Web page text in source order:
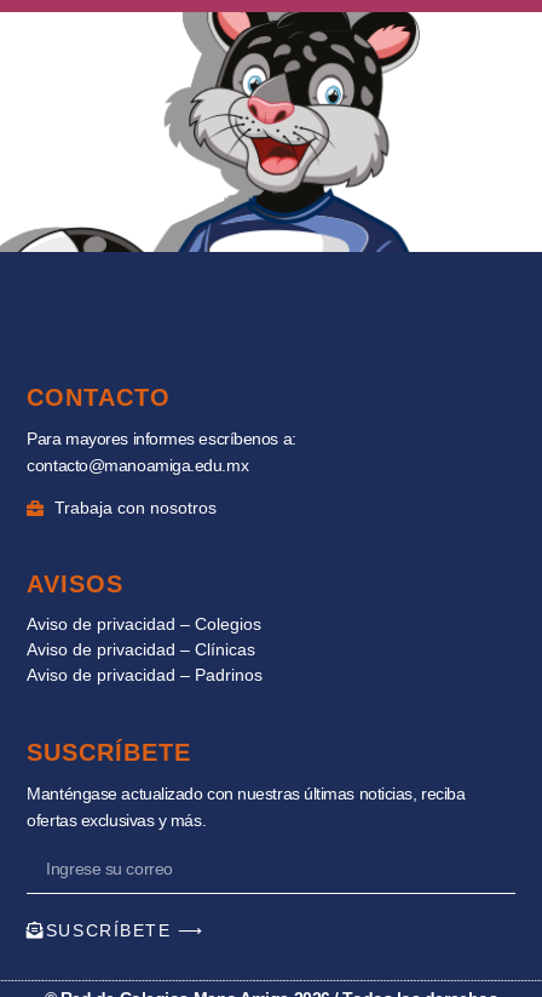
CONTACTO
Para mayores informes escríbenos a:
contacto@manoamiga.edu.mx
Trabaja con nosotros
AVISOS
Aviso de privacidad – Colegios
Aviso de privacidad – Clínicas
Aviso de privacidad – Padrinos
SUSCRÍBETE
Manténgase actualizado con nuestras últimas noticias, reciba
ofertas exclusivas y más.
SUSCRÍBETE ⟶